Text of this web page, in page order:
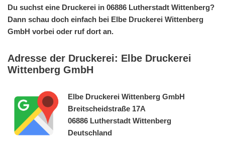
Du suchst eine Druckerei in 06886 Lutherstadt Wittenberg?
Dann schau doch einfach bei Elbe Druckerei Wittenberg
GmbH vorbei oder ruf dort an.
Adresse der Druckerei: Elbe Druckerei
Wittenberg GmbH
Elbe Druckerei Wittenberg GmbH
Breitscheidstraße 17A
06886 Lutherstadt Wittenberg
Deutschland